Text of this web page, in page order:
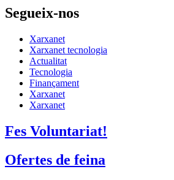
Segueix-nos
Xarxanet
Xarxanet tecnologia
Actualitat
Tecnologia
Finançament
Xarxanet
Xarxanet
Fes Voluntariat!
Ofertes de feina